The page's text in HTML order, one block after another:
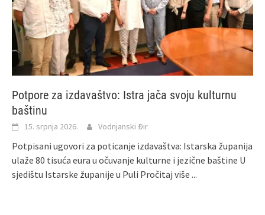
Potpore za izdavaštvo: Istra jača svoju kulturnu
baštinu
15. srpnja 2026. Vodnjanski Đir
Potpisani ugovori za poticanje izdavaštva: Istarska županija
ulaže 80 tisuća eura u očuvanje kulturne i jezične baštine U
sjedištu Istarske županije u Puli Pročitaj više ...